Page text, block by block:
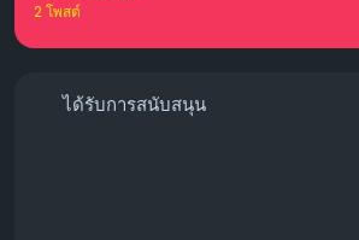
2 โพสต์
ได้รับการสนับสนุน